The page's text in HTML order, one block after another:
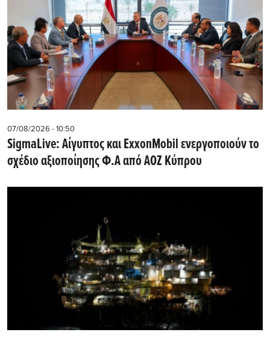
07/08/2026 - 10:50
SigmaLive: Αίγυπτος και ExxonMobil ενεργοποιούν το
σχέδιο αξιοποίησης Φ.Α από ΑΟΖ Κύπρου